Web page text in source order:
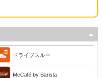
ドライブスルー
McCafé by Barista